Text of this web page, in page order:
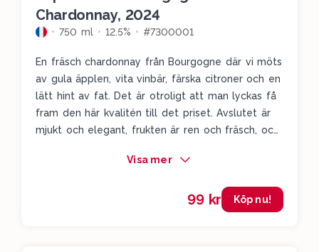
Chardonnay, 2024
750 ml 12.5% #7300001
En fräsch chardonnay från Bourgogne där vi möts
av gula äpplen, vita vinbär, färska citroner och en
lätt hint av fat. Det är otroligt att man lyckas få
fram den här kvalitén till det priset. Avslutet är
mjukt och elegant, frukten är ren och fräsch, och
klockrent vin där du får otroligt mycket vin för
Visa mer
99 kr Köp nu!